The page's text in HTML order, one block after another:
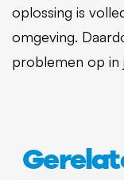
oplossing is
omgeving.
problemen op in